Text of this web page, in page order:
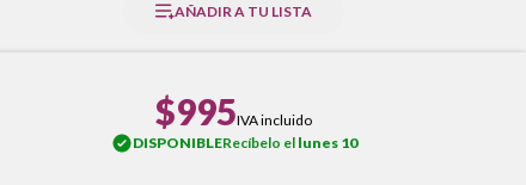
AÑADIR A TU LISTA
$995IVA incluido
DISPONIBLERecíbelo el lunes 10